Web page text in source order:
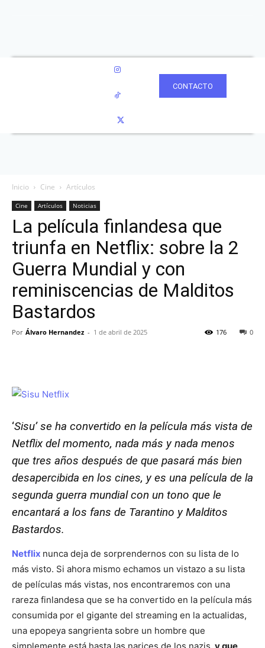
CONTACTO
Inicio Cine Artículos
Cine Artículos Noticias
La película finlandesa que
triunfa en Netflix: sobre la 2
Guerra Mundial y con
reminiscencias de Malditos
Bastardos
Por Álvaro Hernandez - 1 de abril de 2025 0
176
‘Sisu’ se ha convertido en la película más vista de
Netflix del momento, nada más y nada menos
que tres años después de que pasará más bien
desapercibida en los cines, y es una película de la
segunda guerra mundial con un tono que le
encantará a los fans de Tarantino y Malditos
Bastardos.
Netflix nunca deja de sorprendernos con su lista de lo
más visto. Si ahora mismo echamos un vistazo a su lista
de películas más vistas, nos encontraremos con una
rareza finlandesa que se ha convertido en la película más
consumida por el gigante del streaming en la actualidas,
una epopeya sangrienta sobre un hombre que
simplemente está hasta las narices de los nazis, y que